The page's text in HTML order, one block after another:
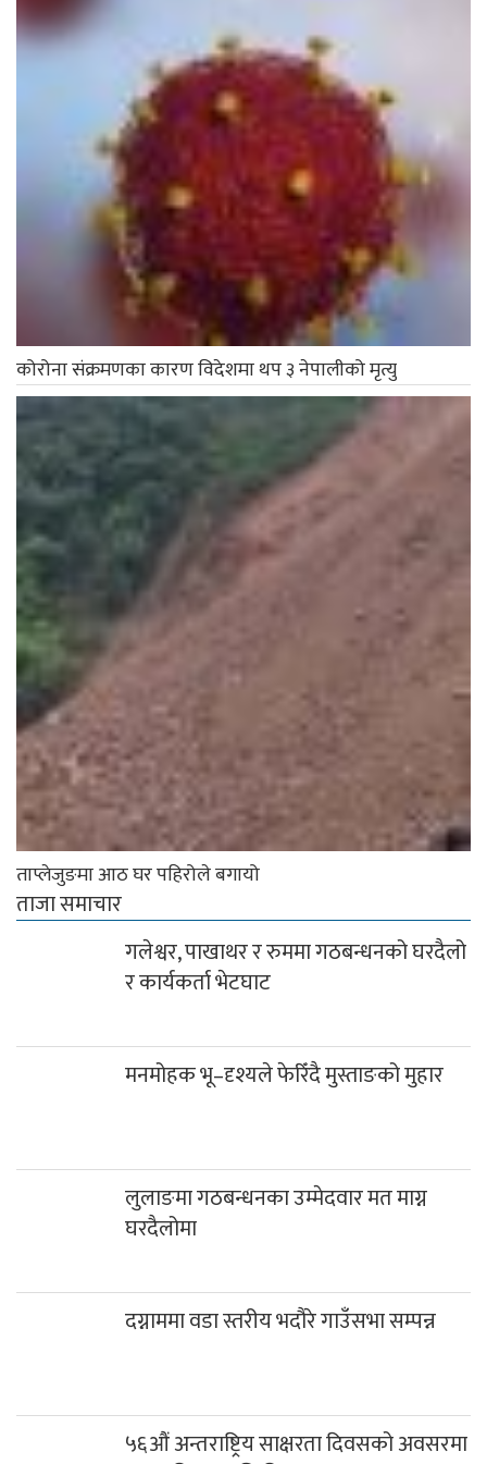
कोरोना संक्रमणका कारण विदेशमा थप ३ नेपालीको मृत्यु
ताप्लेजुङमा आठ घर पहिरोले बगायो
ताजा समाचार
गलेश्वर, पाखाथर र रुममा गठबन्धनको घरदैलो
र कार्यकर्ता भेटघाट
मनमोहक भू–दृश्यले फेरिँदै मुस्ताङको मुहार
लुलाङमा गठबन्धनका उम्मेदवार मत माग्न
घरदैलोमा
दग्नाममा वडा स्तरीय भदौरे गाउँसभा सम्पन्न
५६औं अन्तराष्ट्रिय साक्षरता दिवसको अवसरमा